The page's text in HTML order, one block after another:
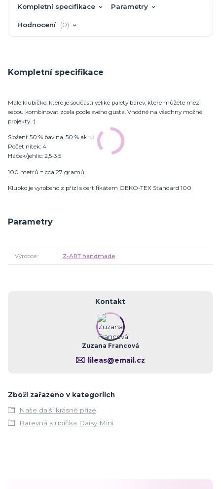
Kompletní specifikace Parametry
Hodnocení 0
Kompletní specifikace
Malé klubíčko, které je součástí veliké palety barev, které můžete mezi
sebou kombinovat zcela podle svého gusta. Vhodné na všechny možné
projekty. :)
Složení: 50 % bavlna, 50 % akryl
Počet nitek: 4
Háček/jehlic: 2,5-3,5
100 metrů = cca 27 gramů
Klubko je vyrobeno z přízí s certifikátem OEKO-TEX Standard 100.
Parametry
Výrobce Z-ART handmade
Kontakt
Zuzana Francová
lileas@email.cz
Zboží zařazeno v kategoriích
Naše další krásné příze
Barevná klubíčka Daisy Mini